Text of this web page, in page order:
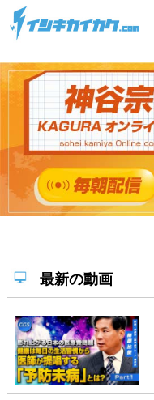
トップページ
動画を見る
記事を読む
セミナーに参加
研修・ツアーに参加
最新の動画